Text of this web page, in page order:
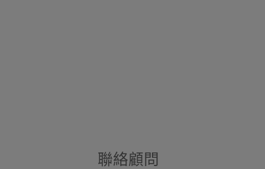
聯絡顧問